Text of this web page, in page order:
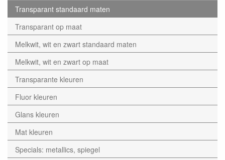
Transparant standaard maten
Transparant op maat
Melkwit, wit en zwart standaard maten
Melkwit, wit en zwart op maat
Transparante kleuren
Fluor kleuren
Glans kleuren
Mat kleuren
Specials: metallics, spiegel